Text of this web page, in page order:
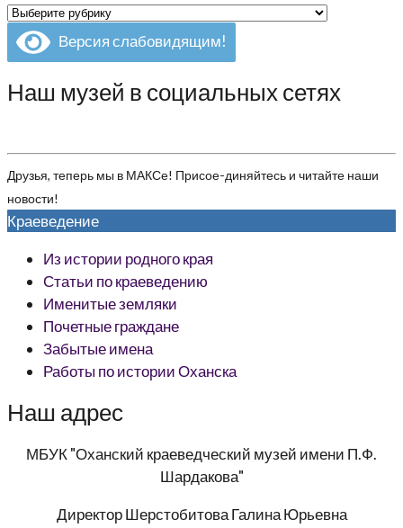
Рубрики
Версия слабовидящим!
Наш музей в социальных сетях
Друзья, теперь мы в МАКСе! Присое-диняйтесь и читайте наши
новости!
Краеведение
Из истории родного края
Статьи по краеведению
Именитые земляки
Почетные граждане
Забытые имена
Работы по истории Оханска
Наш адрес
МБУК "Оханский краеведческий музей имени П.Ф.
Шардакова"
ДиректорШерстобитова Галина Юрьевна